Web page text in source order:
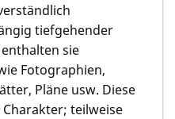
tiefgehender
sie
Fotographien,
Pläne usw. Diese
teilweise